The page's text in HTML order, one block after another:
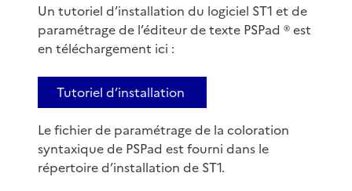
Un tutoriel d’installation du logiciel ST1 et de
paramétrage de l’éditeur de texte PSPad ® est
en téléchargement ici :
Tutoriel d’installation
Le fichier de paramétrage de la coloration
syntaxique de PSPad est fourni dans le
répertoire d’installation de ST1.